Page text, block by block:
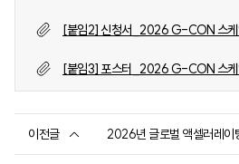
[붙임2] 신청서_2026 G-CON 스케
[붙임3] 포스터_2026 G-CON 스케
(1).jpg
이전글 2026년 글로벌 액셀러레이